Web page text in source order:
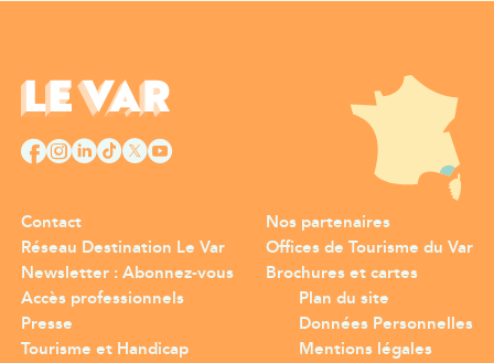
Contact
Réseau Destination Le Var
Newsletter : Abonnez-vous
Nos partenaires
Offices de Tourisme du Var
Brochures et cartes
Accès professionnels
Presse
Tourisme et Handicap
Plan du site
Données Personnelles
Mentions légales